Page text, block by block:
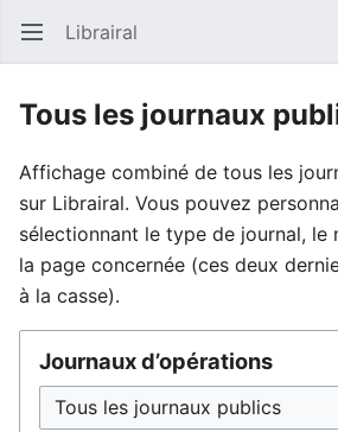
Ouvrir le menu principal Librairal
Tous les journaux
Affichage combiné de tous les
sur Librairal. Vous pouvez
sélectionnant le type de journal, le
la page concernée (ces deux
à la casse).
Journaux d’opérations